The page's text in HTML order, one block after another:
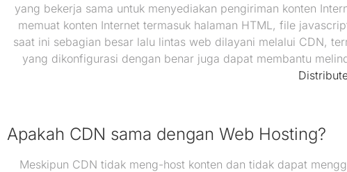
yang bekerja sama untuk menyediakan pengiriman konten
memuat konten Internet termasuk halaman HTML, file
saat ini sebagian besar lalu lintas web dilayani melalui CDN,
yang dikonfigurasi dengan benar juga dapat membantu
Apakah CDN sama dengan Web Hosting?
Meskipun CDN tidak meng-host konten dan tidak dapat